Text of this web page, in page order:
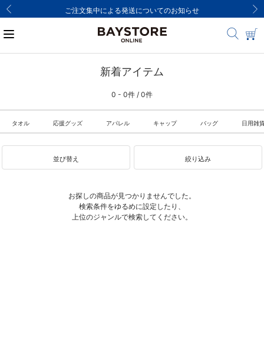
ご注文集中による発送についてのお知らせ
新着アイテム
0 - 0件 / 0件
タオル 応援グッズ アパレル キャップ バッグ 日用雑
並び替え 絞り込み
お探しの商品が見つかりませんでした。
検索条件をゆるめに設定したり、
上位のジャンルで検索してください。